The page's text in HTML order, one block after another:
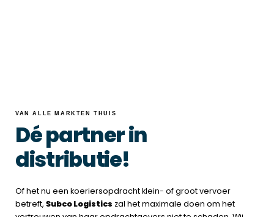
VAN ALLE MARKTEN THUIS
Dé partner in
distributie!
Of het nu een koeriersopdracht klein- of groot vervoer
betreft, Subco Logistics zal het maximale doen om het